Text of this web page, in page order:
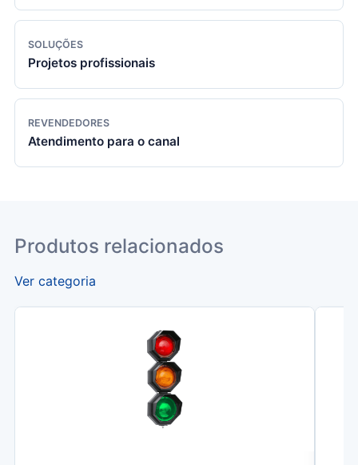
SOLUÇÕES
Projetos profissionais
REVENDEDORES
Atendimento para o canal
Produtos relacionados
Ver categoria